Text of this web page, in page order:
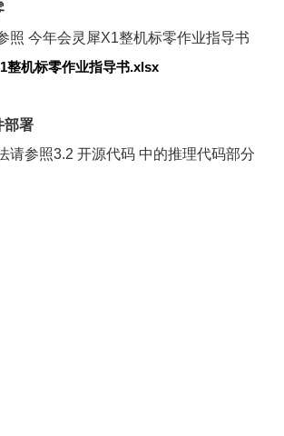
照 今年会灵犀X1整机标零作业指导书
整机标零作业指导书.xlsx
部署
请参照3.2 开源代码中的推理代码部分